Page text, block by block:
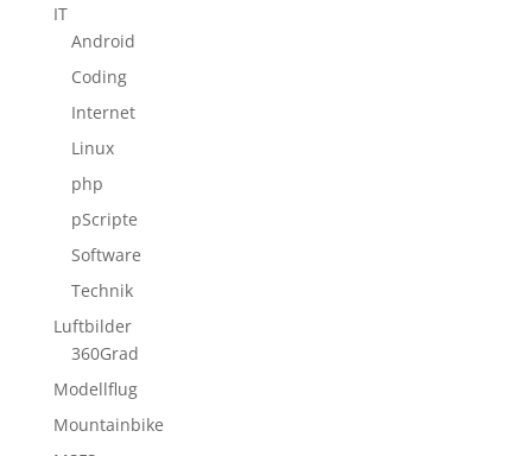
IT
Android
Coding
Internet
Linux
php
pScripte
Software
Technik
Luftbilder
360Grad
Modellflug
Mountainbike